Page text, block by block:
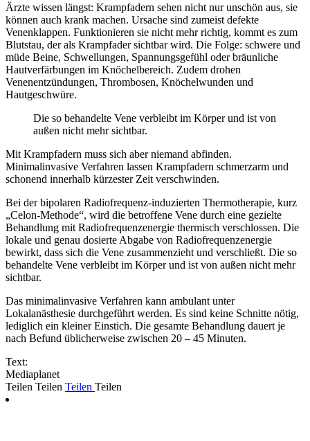
Ärzte wissen längst: Krampfadern sehen nicht nur unschön aus, sie
können auch krank machen. Ursache sind zumeist defekte
Venenklappen. Funktionieren sie nicht mehr richtig, kommt es zum
Blutstau, der als Krampfader sichtbar wird. Die Folge: schwere und
müde Beine, Schwellungen, Spannungsgefühl oder bräunliche
Hautverfärbungen im Knöchelbereich. Zudem drohen
Venenentzündungen, Thrombosen, Knöchelwunden und
Hautgeschwüre.
Die so behandelte Vene verbleibt im Körper und ist von
außen nicht mehr sichtbar.
Mit Krampfadern muss sich aber niemand abfinden.
Minimalinvasive Verfahren lassen Krampfadern schmerzarm und
schonend innerhalb kürzester Zeit verschwinden.
Bei der bipolaren Radiofrequenz-induzierten Thermotherapie, kurz
„Celon-Methode“, wird die betroffene Vene durch eine gezielte
Behandlung mit Radiofrequenzenergie thermisch verschlossen. Die
lokale und genau dosierte Abgabe von Radiofrequenzenergie
bewirkt, dass sich die Vene zusammenzieht und verschließt. Die so
behandelte Vene verbleibt im Körper und ist von außen nicht mehr
sichtbar.
Das minimalinvasive Verfahren kann ambulant unter
Lokalanästhesie durchgeführt werden. Es sind keine Schnitte nötig,
lediglich ein kleiner Einstich. Die gesamte Behandlung dauert je
nach Befund üblicherweise zwischen 20 – 45 Minuten.
Text:
Mediaplanet
Teilen Teilen Teilen Teilen